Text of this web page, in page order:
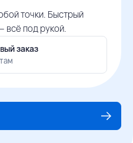
точки. Быстрый
всё под рукой.
заказ